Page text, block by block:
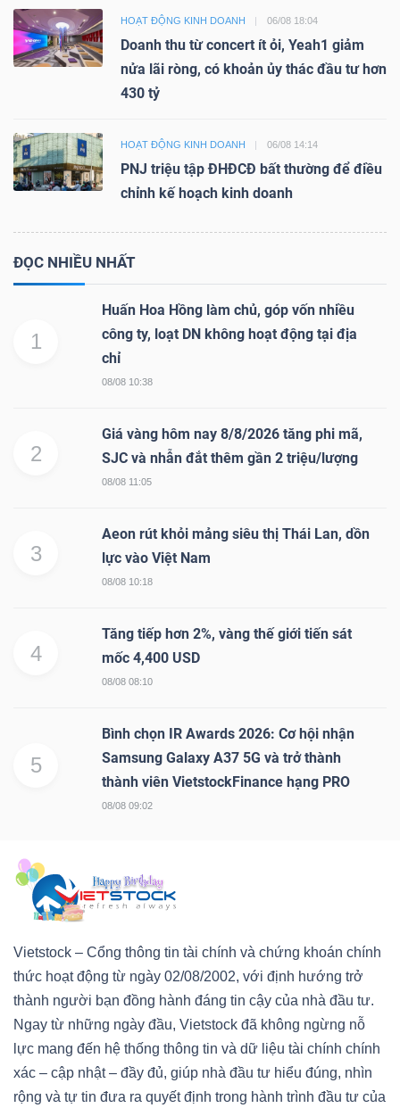
HOẠT ĐỘNG KINH DOANH 06/08 18:04
Doanh thu từ concert ít ỏi, Yeah1 giảm
nửa lãi ròng, có khoản ủy thác đầu tư hơn
430 tỷ
HOẠT ĐỘNG KINH DOANH 06/08 14:14
PNJ triệu tập ĐHĐCĐ bất thường để điều
chỉnh kế hoạch kinh doanh
ĐỌC NHIỀU NHẤT
1
Huấn Hoa Hồng làm chủ, góp vốn nhiều
công ty, loạt DN không hoạt động tại địa
chỉ
08/08 10:38
2
Giá vàng hôm nay 8/8/2026 tăng phi mã,
SJC và nhẫn đắt thêm gần 2 triệu/lượng
08/08 11:05
3
Aeon rút khỏi mảng siêu thị Thái Lan, dồn
lực vào Việt Nam
08/08 10:18
4
Tăng tiếp hơn 2%, vàng thế giới tiến sát
mốc 4,400 USD
08/08 08:10
5
Bình chọn IR Awards 2026: Cơ hội nhận
Samsung Galaxy A37 5G và trở thành
thành viên VietstockFinance hạng PRO
08/08 09:02
Vietstock – Cổng thông tin tài chính và chứng khoán chính
thức hoạt động từ ngày 02/08/2002, với định hướng trở
thành người bạn đồng hành đáng tin cậy của nhà đầu tư.
Ngay từ những ngày đầu, Vietstock đã không ngừng nỗ
lực mang đến hệ thống thông tin và dữ liệu tài chính chính
xác – cập nhật – đầy đủ, giúp nhà đầu tư hiểu đúng, nhìn
rộng và tự tin đưa ra quyết định trong hành trình đầu tư của